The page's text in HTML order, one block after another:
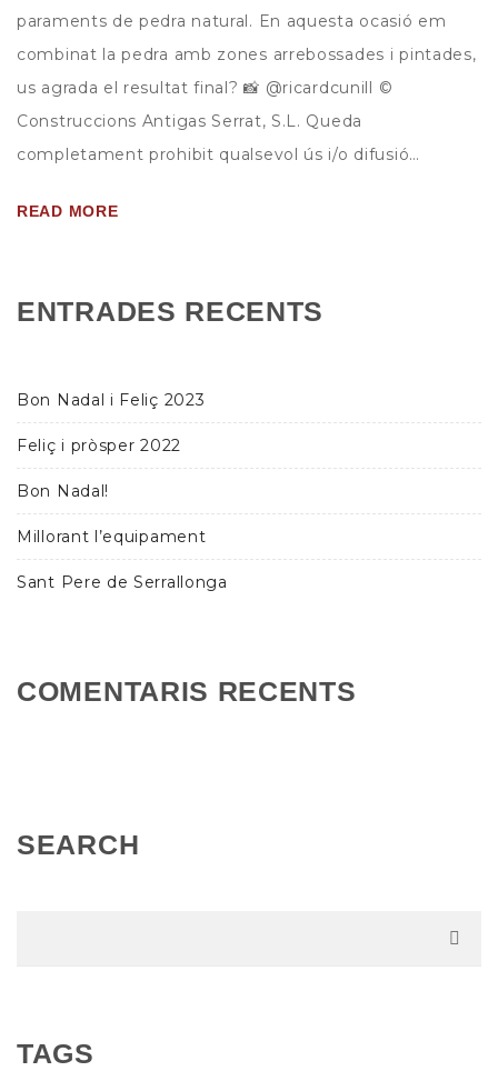
paraments de pedra natural. En aquesta ocasió em
combinat la pedra amb zones arrebossades i pintades,
us agrada el resultat final? 📸 @ricardcunill ©
Construccions Antigas Serrat, S.L. Queda
completament prohibit qualsevol ús i/o difusió…
READ MORE
ENTRADES RECENTS
Bon Nadal i Feliç 2023
Feliç i pròsper 2022
Bon Nadal!
Millorant l’equipament
Sant Pere de Serrallonga
COMENTARIS RECENTS
SEARCH
TAGS